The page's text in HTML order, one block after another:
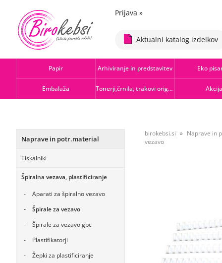
Prijava »
Aktualni katalog izdelkov
Papir Arhiviranje in predstavitev Eko
Embalaža Tonerji,črnila, trakovi orig.-rec. Akcija
Naprave in potr.material
Tiskalniki
Špiralna vezava, plastificiranje
Aparati za špiralno vezavo
Špirale za vezavo
Špirale za vezavo gbc
Plastifikatorji
Žepki za plastificiranje
birokebsi.si
Naprave in
vezavo